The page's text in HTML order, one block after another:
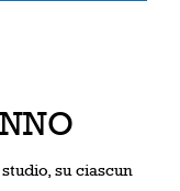
su ciascun